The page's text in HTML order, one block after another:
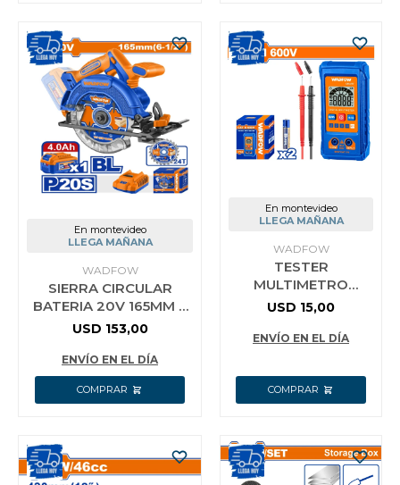
En montevideo
LLEGA MAÑANA
WADFOW
SIERRA CIRCULAR
BATERIA 20V 165MM +
BATERIA 4.0AH +
ACCESORIOS WADFOW
USD 153,00
ENVÍO EN EL DÍA
En montevideo
LLEGA MAÑANA
WADFOW
TESTER
MULTIMETRO
DIGITAL 600V
USD 15,00
ENVÍO EN EL DÍA